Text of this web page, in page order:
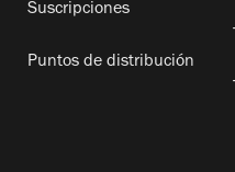
Suscripciones
Puntos de distribución